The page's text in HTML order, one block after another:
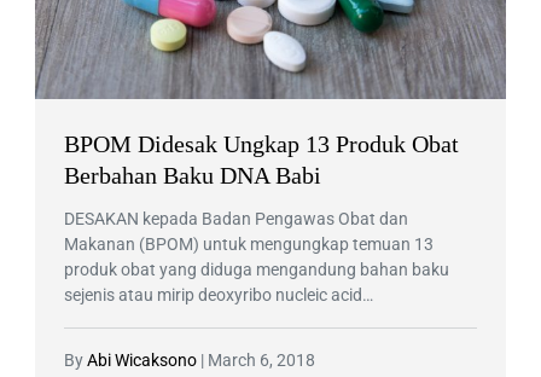
BPOM Didesak Ungkap 13 Produk Obat
Berbahan Baku DNA Babi
DESAKAN kepada Badan Pengawas Obat dan
Makanan (BPOM) untuk mengungkap temuan 13
produk obat yang diduga mengandung bahan baku
sejenis atau mirip deoxyribo nucleic acid…
ByAbi Wicaksono | March 6, 2018